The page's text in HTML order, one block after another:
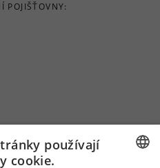
POJIŠŤOVNY:
používají
cookie.